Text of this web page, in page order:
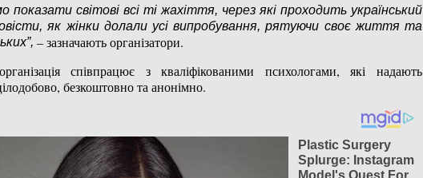
показати світові всі ті жахіття, через які проходить український
як жінки долали усі випробування, рятуючи своє життя та
– зазначають організатори.
співпрацює з кваліфікованими психологами, які надають
безкоштовно та анонімно.